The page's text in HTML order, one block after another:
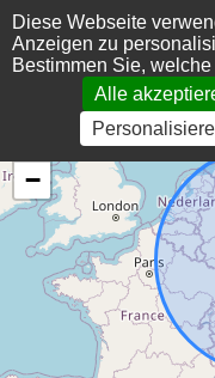
Cookie-Einstellungen
Diese Webseite
Anzeigen zu
Bestimmen Sie,
Alle
−